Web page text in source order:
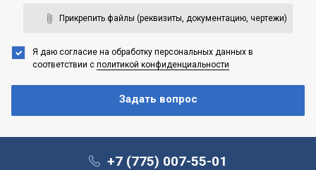
Прикрепить файлы (реквизиты, документацию, чертежи)
Я даю согласие на обработку персональных данных в
соответствии с политикой конфиденциальности
+7 (775) 007-55-01